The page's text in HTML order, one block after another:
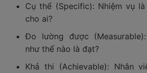
Cụ thể (Specific): Nhiệm vụ là
cho ai?
Đo lường được
như thế nào là đạt?
Khả thi (Achievable): Nhân